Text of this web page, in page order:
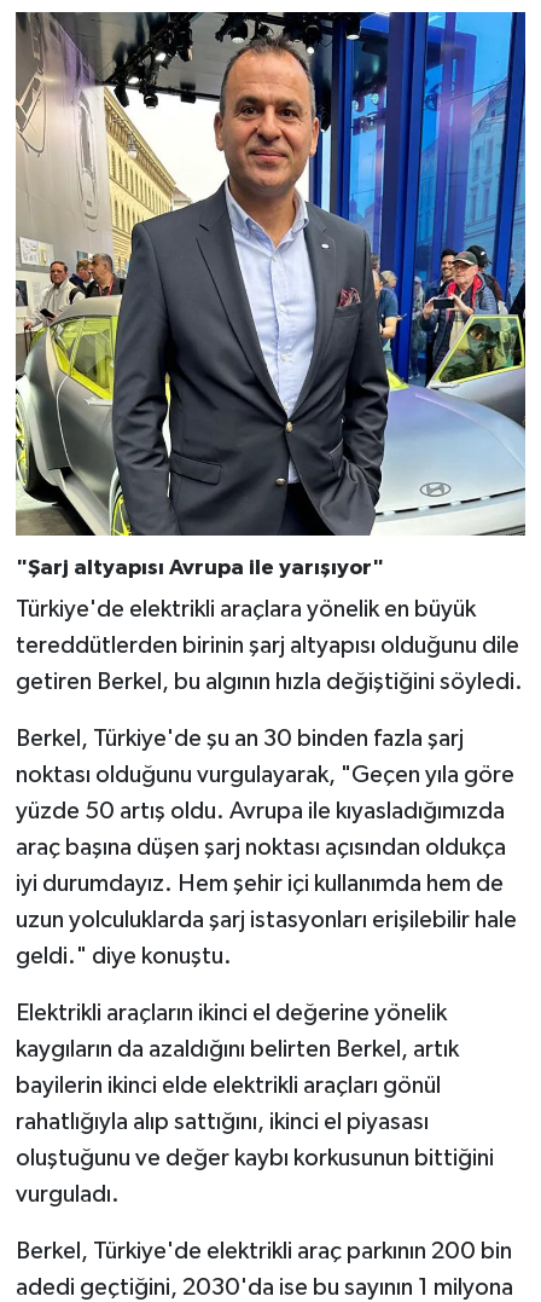
"Şarj altyapısı Avrupa ile yarışıyor"
Türkiye'de elektrikli araçlara yönelik en büyük
tereddütlerden birinin şarj altyapısı olduğunu dile
getiren Berkel, bu algının hızla değiştiğini söyledi.
Berkel, Türkiye'de şu an 30 binden fazla şarj
noktası olduğunu vurgulayarak, "Geçen yıla göre
yüzde 50 artış oldu. Avrupa ile kıyasladığımızda
araç başına düşen şarj noktası açısından oldukça
iyi durumdayız. Hem şehir içi kullanımda hem de
uzun yolculuklarda şarj istasyonları erişilebilir hale
geldi." diye konuştu.
Elektrikli araçların ikinci el değerine yönelik
kaygıların da azaldığını belirten Berkel, artık
bayilerin ikinci elde elektrikli araçları gönül
rahatlığıyla alıp sattığını, ikinci el piyasası
oluştuğunu ve değer kaybı korkusunun bittiğini
vurguladı.
Berkel, Türkiye'de elektrikli araç parkının 200 bin
adedi geçtiğini, 2030'da ise bu sayının 1 milyona